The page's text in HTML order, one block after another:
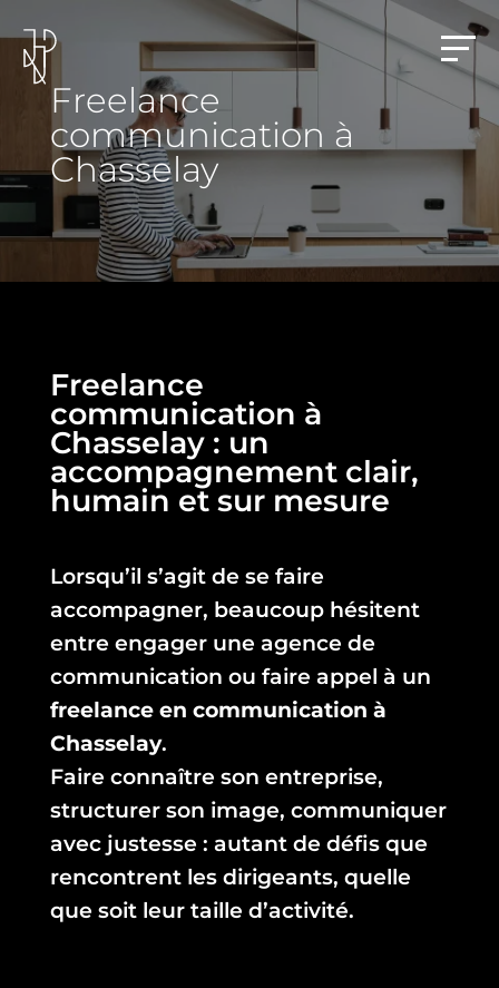
Freelance
communication à
Chasselay
Freelance
communication à
Chasselay : un
accompagnement clair,
humain et sur mesure
Lorsqu’il s’agit de se faire
accompagner, beaucoup hésitent
entre engager une agence de
communication ou faire appel à un
freelance en communication à
Chasselay.
Faire connaître son entreprise,
structurer son image, communiquer
avec justesse : autant de défis que
rencontrent les dirigeants, quelle
que soit leur taille d’activité.